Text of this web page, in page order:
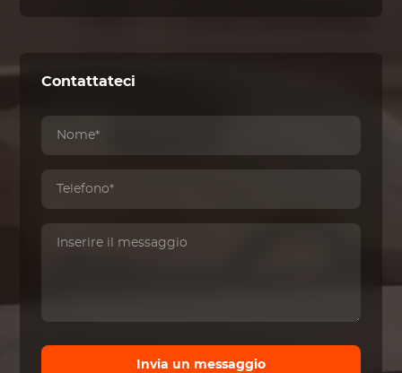
Contattateci
Invia un messaggio